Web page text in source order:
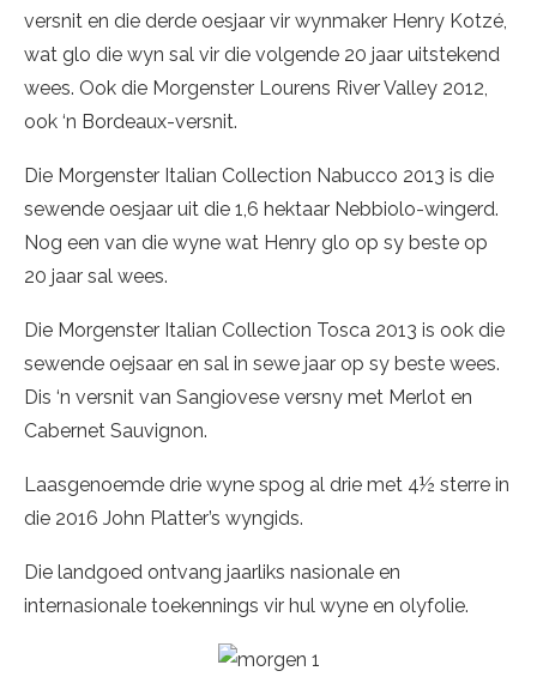
versnit en die derde oesjaar vir wynmaker Henry Kotzé,
wat glo die wyn sal vir die volgende 20 jaar uitstekend
wees. Ook die Morgenster Lourens River Valley 2012,
ook ‘n Bordeaux-versnit.
Die Morgenster Italian Collection Nabucco 2013 is die
sewende oesjaar uit die 1,6 hektaar Nebbiolo-wingerd.
Nog een van die wyne wat Henry glo op sy beste op
20 jaar sal wees.
Die Morgenster Italian Collection Tosca 2013 is ook die
sewende oejsaar en sal in sewe jaar op sy beste wees.
Dis ‘n versnit van Sangiovese versny met Merlot en
Cabernet Sauvignon.
Laasgenoemde drie wyne spog al drie met 4½ sterre in
die 2016 John Platter’s wyngids.
Die landgoed ontvang jaarliks nasionale en
internasionale toekennings vir hul wyne en olyfolie.